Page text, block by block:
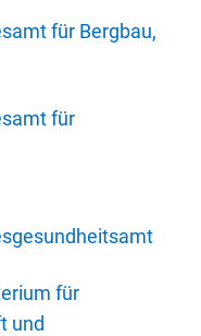
für Bergbau,
für
für
und